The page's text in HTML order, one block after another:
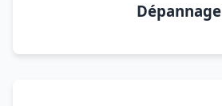
Dépannage